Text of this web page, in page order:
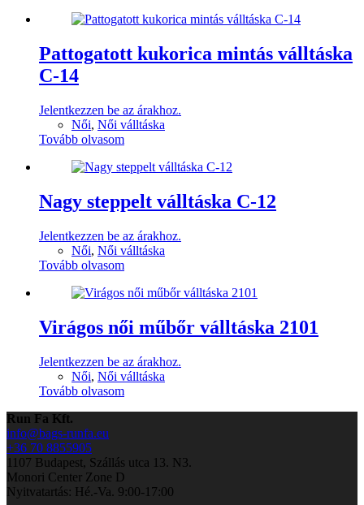
Pattogatott kukorica mintás válltáska
C-14
Jelentkezzen be az árakhoz.
Női, Női válltáska
Tovább olvasom
Nagy steppelt válltáska C-12
Jelentkezzen be az árakhoz.
Női, Női válltáska
Tovább olvasom
Virágos női műbőr válltáska 2101
Jelentkezzen be az árakhoz.
Női, Női válltáska
Tovább olvasom
Run Fa Kft.
info@bags-runfa.eu
+36 70 8855905
1107 Budapest, Szállás utca 13. N3.
Monori Center Zone D
Nyitvatartás: Hé.-Va. 9:00-17:00